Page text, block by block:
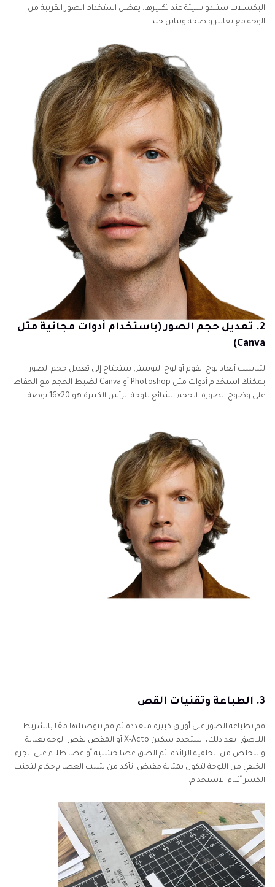
البكسلات ستبدو سيئة عند تكبيرها. يفضل استخدام الصور القريبة من
الوجه مع تعابير واضحة وتباين جيد.
2. تعديل حجم الصور (باستخدام أدوات مجانية مثل
Canva)
لتناسب أبعاد لوح الفوم أو لوح البوستر، ستحتاج إلى تعديل حجم الصور.
يمكنك استخدام أدوات مثل Photoshop أو Canva لضبط الحجم مع الحفاظ
على وضوح الصورة. الحجم الشائع للوحة الرأس الكبيرة هو 16x20 بوصة.
3. الطباعة وتقنيات القص
قم بطباعة الصور على أوراق كبيرة متعددة ثم قم بتوصيلها معًا بالشريط
اللاصق. بعد ذلك، استخدم سكين X-Acto أو المقص لقص الوجه بعناية
والتخلص من الخلفية الزائدة. ثم الصق عصا خشبية أو عصا طلاء على الجزء
الخلفي من اللوحة لتكون بمثابة مقبض. تأكد من تثبيت العصا بإحكام لتجنب
الكسر أثناء الاستخدام.